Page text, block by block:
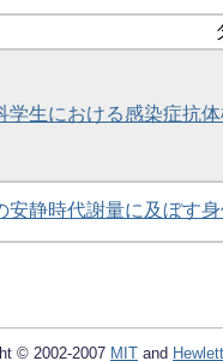
学生における感染症抗
安静時代謝量に及ぼす
© 2002-2007 MIT and